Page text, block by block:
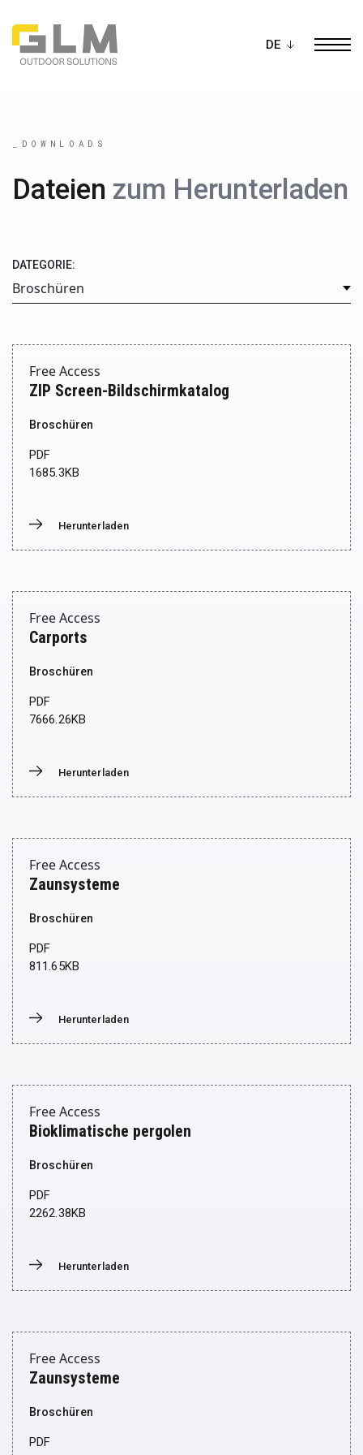
_DOWNLOADS
Dateien zum Herunterladen
DATEGORIE:
Free Access
ZIP Screen-Bildschirmkatalog
Broschüren
PDF
1685.3KB
Herunterladen
Free Access
Carports
Broschüren
PDF
7666.26KB
Herunterladen
Free Access
Zaunsysteme
Broschüren
PDF
811.65KB
Herunterladen
Free Access
Bioklimatische pergolen
Broschüren
PDF
2262.38KB
Herunterladen
Free Access
Zaunsysteme
Broschüren
PDF